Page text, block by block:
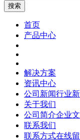
首页
产品中心
解决方案
资讯中心
公司新闻行业
关于我们
公司简介企业
联系我们
联系方式在线